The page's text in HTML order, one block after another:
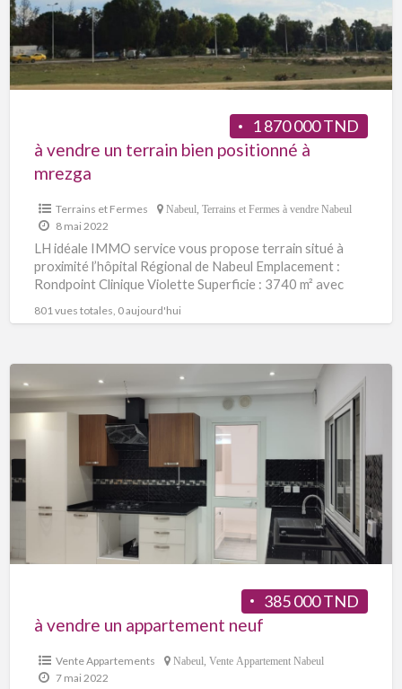
1 870 000 TND
à vendre un terrain bien positionné à
mrezga
Terrains et Fermes Nabeul Terrains et Fermes à vendre Nabeul
8 mai 2022
LH idéale IMMO service vous propose terrain situé à
proximité l’hôpital Régional de Nabeul Emplacement :
Rondpoint Clinique Violette Superficie : 3740 m² avec
801 vues totales, 0 aujourd'hui
385 000 TND
à vendre un appartement neuf
Vente Appartements Nabeul Vente Appartement Nabeul
7 mai 2022